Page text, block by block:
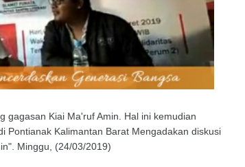
gagasan Kiai Ma'ruf Amin. Hal ini kemudian
Pontianak Kalimantan Barat Mengadakan diskusi
Minggu, (24/03/2019)